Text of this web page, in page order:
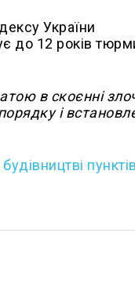
України
до 12 років
в скоєнні
і